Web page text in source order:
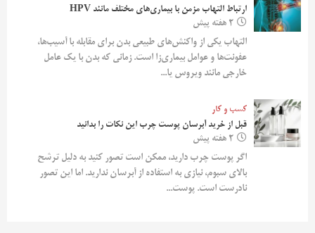
ارتباط التهاب مزمن با بیماری‌های مختلف مانند HPV
2 هفته پیش
التهاب یکی از واکنش‌های طبیعی بدن برای مقابله با آسیب‌ها،
عفونت‌ها و عوامل بیماری‌زا است. زمانی که بدن با یک عامل
خارجی مانند ویروس یا...
کسب و کار
قبل از خرید آبرسان پوست چرب این نکات را بدانید
2 هفته پیش
اگر پوست چرب دارید، ممکن است تصور کنید به دلیل ترشح
بالای سبوم، نیازی به استفاده از آبرسان ندارید. اما این تصور
نادرست است. پوست...